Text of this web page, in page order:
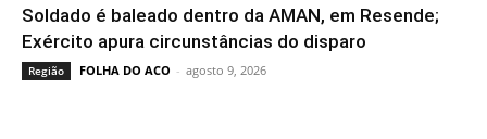
Soldado é baleado dentro da AMAN, em Resende;
Exército apura circunstâncias do disparo
Região FOLHA DO ACO - agosto 9, 2026